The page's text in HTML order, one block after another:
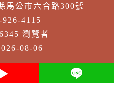
馬公市六合路300號
926-4115
瀏覽者
08-06